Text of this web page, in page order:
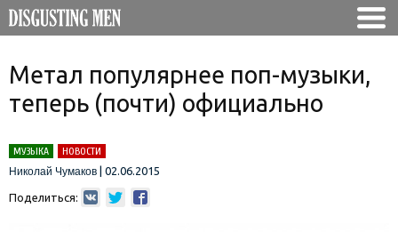
Метал популярнее поп-музыки,
теперь (почти) официально
МУЗЫКА
НОВОСТИ
Николай Чумаков
02.06.2015
Поделиться: